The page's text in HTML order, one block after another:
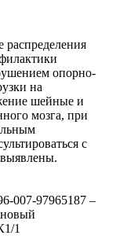
опорно-
на
шейные и
мозга, при
с
007-97965187 –
1